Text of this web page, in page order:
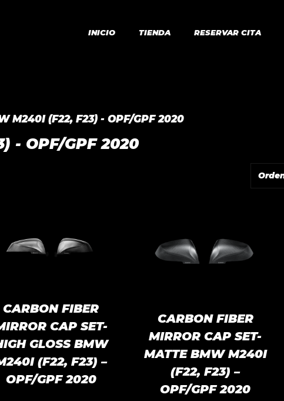
INICIO TIENDA RESERVAR CITA
M240I (F22, F23) - OPF/GPF 2020
- OPF/GPF 2020
CARBON FIBER
CAP SET-
GLOSS BMW
(F22, F23) –
OPF/GPF 2020
CARBON FIBER
MIRROR CAP SET-
MATTE BMW M240I
(F22, F23) –
OPF/GPF 2020